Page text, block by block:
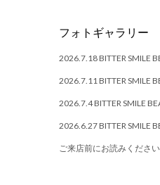
フォトギャラリー
2026.7.18 BITTER SMILE
2026.7.11 BITTER SMILE
2026.7.4 BITTER SMILE
2026.6.27 BITTER SMILE
ご来店前にお読みください